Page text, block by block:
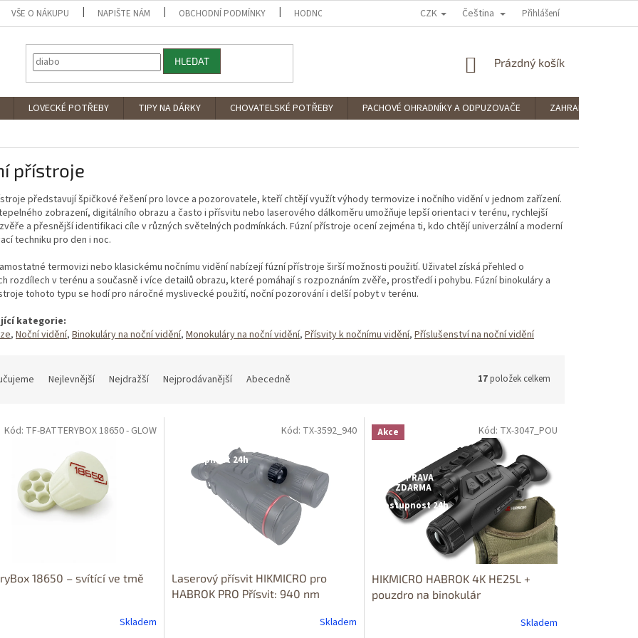
VŠE O NÁKUPU NAPIŠTE NÁM OBCHODNÍ PODMÍNKY HODNOCENÍ OBCHODU PODMÍNKY OCHRANY OSOBNÍCH ÚDAJŮ
CZK Čeština Přihlášení
HLEDAT
NÁKUPNÍ
Prázdný košík
LOVECKÉ POTŘEBY TIPY NA DÁRKY CHOVATELSKÉ POTŘEBY PACHOVÉ OHRADNÍKY A ODPUZOVAČE
ZAHRADNÍ POTŘEBY
přístroje
představují špičkové řešení pro lovce a pozorovatele, kteří chtějí využít výhody termovize i nočního vidění v jednom zařízení.
zobrazení, digitálního obrazu a často i přísvitu nebo laserového dálkoměru umožňuje lepší orientaci v terénu, rychlejší
a přesnější identifikaci cíle v různých světelných podmínkách. Fúzní přístroje ocení zejména ti, kdo chtějí univerzální a moderní
techniku pro den i noc.
termovizi nebo klasickému nočnímu vidění nabízejí fúzní přístroje širší možnosti použití. Uživatel získá přehled o
rozdílech v terénu a současně i více detailů obrazu, které pomáhají s rozpoznáním zvěře, prostředí i pohybu. Fúzní binokuláry a
tohoto typu se hodí pro náročné myslivecké použití, noční pozorování i delší pobyt v terénu.
kategorie:
, Noční vidění, Binokuláry na noční vidění, Monokuláry na noční vidění, Přísvity k nočnímu vidění, Příslušenství na noční vidění
Nejlevnější Nejdražší Nejprodávanější Abecedně 17položek celkem
18650 – svítící ve tmě
Skladem
Kód: TF-BATTERYBOX 18650 - GLOW
Dostupnost 24h
Laserový přísvit HIKMICRO pro
HABROK PRO Přísvit: 940 nm
Skladem
Kód: TX-3592_940
Akce
prodejně
DOPRAVA
ZDARMA
Dostupnost 24h
HIKMICRO HABROK 4K HE25L +
pouzdro na binokulár
Skladem
Kód: TX-3047_POU